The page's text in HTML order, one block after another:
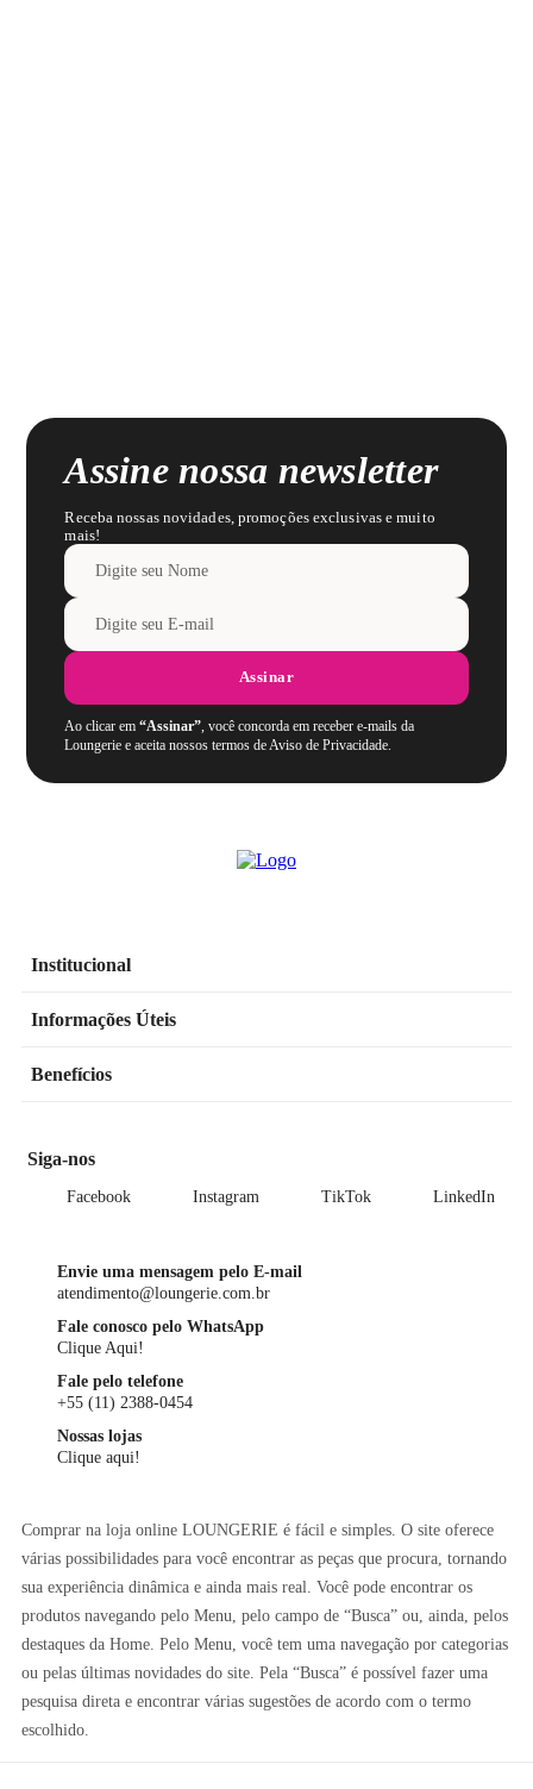
Assine nossa newsletter
Receba nossas novidades, promoções exclusivas e muito
mais!
Assinar
Ao clicar em“Assinar”, você concorda em receber e-mails da
Loungerie e aceita nossos termos de Aviso de Privacidade.
Institucional
Informações Úteis
Benefícios
Siga-nos
Facebook Instagram TikTok LinkedIn
Envie uma mensagem pelo E-mail
atendimento@loungerie.com.br
Fale conosco pelo WhatsApp
Clique Aqui!
Fale pelo telefone
+55 (11) 2388-0454
Nossas lojas
Clique aqui!
Comprar na loja online LOUNGERIE é fácil e simples. O site oferece
várias possibilidades para você encontrar as peças que procura, tornando
sua experiência dinâmica e ainda mais real. Você pode encontrar os
produtos navegando pelo Menu, pelo campo de “Busca” ou, ainda, pelos
destaques da Home. Pelo Menu, você tem uma navegação por categorias
ou pelas últimas novidades do site. Pela “Busca” é possível fazer uma
pesquisa direta e encontrar várias sugestões de acordo com o termo
escolhido.